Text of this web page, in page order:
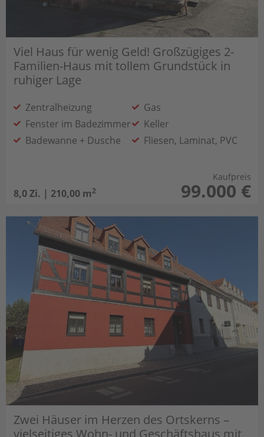
Viel Haus für wenig Geld! Großzügiges 2-
Familien-Haus mit tollem Grundstück in
ruhiger Lage
Zentralheizung
Gas
Fenster im Badezimmer
Keller
Badewanne + Dusche
Fliesen, Laminat, PVC
8,0 Zi. | 210,00 m2
Kaufpreis
99.000 €
Zwei Häuser im Herzen des Ortskerns –
vielseitiges Wohn- und Geschäftshaus mit